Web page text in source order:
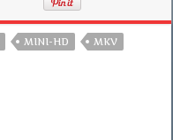
MINI-HD
MKV